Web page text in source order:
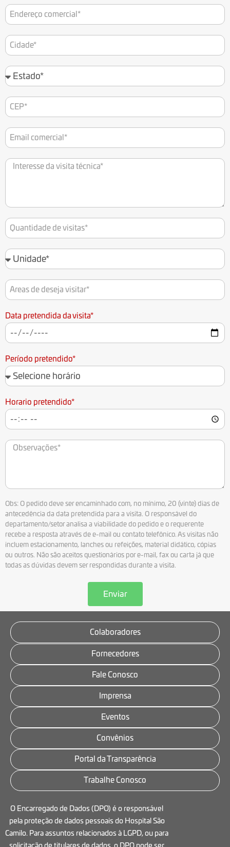
Data pretendida da visita*
Período pretendido*
Horario pretendido*
Obs: O pedido deve ser encaminhado com, no mínimo, 20 (vinte) dias de
antecedência da data pretendida para a visita. O responsável do
departamento/setor analisa a viabilidade do pedido e o requerente
recebe a resposta através de e-mail ou contato telefônico. As visitas não
incluem estacionamento, lanches ou refeições, material didático, cópias
ou outros. Não são aceitos questionários por e-mail, fax ou carta já que
todas as dúvidas devem ser respondidas durante a visita.
Enviar
Colaboradores
Fornecedores
Fale Conosco
Imprensa
Eventos
Convênios
Portal da Transparência
Trabalhe Conosco
O Encarregado de Dados (DPO) é o responsável
pela proteção de dados pessoais do Hospital São
Camilo. Para assuntos relacionados à LGPD, ou para